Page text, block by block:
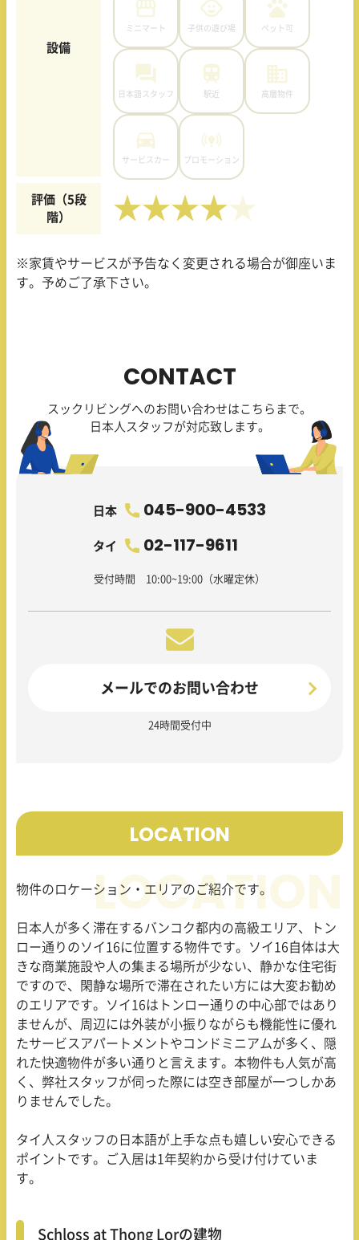
設備
ミニマート 子供の遊び場 ペット可
日本語スタッフ 駅近 高層物件
サービスカー プロモーション
評価（5段
階）
★★★★
※家賃やサービスが予告なく変更される場合が御座いま
す。予めご了承下さい。
CONTACT
スックリビングへのお問い合わせはこちらまで。
日本人スタッフが対応致します。
日本 045-900-4533
タイ 02-117-9611
受付時間 10:00~19:00（水曜定休）
メールでのお問い合わせ
24時間受付中
LOCATION
物件のロケーション・エリアのご紹介です。
日本人が多く滞在するバンコク都内の高級エリア、トン
ロー通りのソイ16に位置する物件です。ソイ16自体は大
きな商業施設や人の集まる場所が少ない、静かな住宅街
ですので、閑静な場所で滞在されたい方には大変お勧め
のエリアです。ソイ16はトンロー通りの中心部ではあり
ませんが、周辺には外装が小振りながらも機能性に優れ
たサービスアパートメントやコンドミニアムが多く、隠
れた快適物件が多い通りと言えます。本物件も人気が高
く、弊社スタッフが伺った際には空き部屋が一つしかあ
りませんでした。
タイ人スタッフの日本語が上手な点も嬉しい安心できる
ポイントです。ご入居は1年契約から受け付けていま
す。
Schloss at Thong Lorの建物